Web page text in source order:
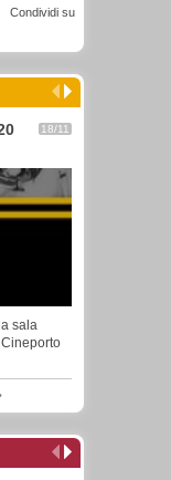
Condividi su
18/11
sala